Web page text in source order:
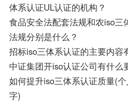
体系认证UL认证的机构？
食品安全法配套法规和农iso三
法规分别是什么？
招标iso三体系认证的主要内容
中证集团开iso认证公司有什么
如何提升iso三体系认证质量(
字)